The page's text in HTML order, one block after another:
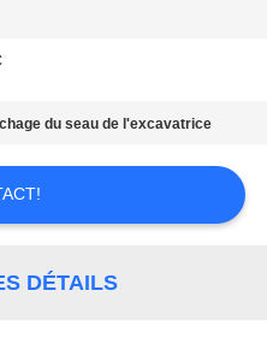
du seau de l'excavatrice
DÉTAILS